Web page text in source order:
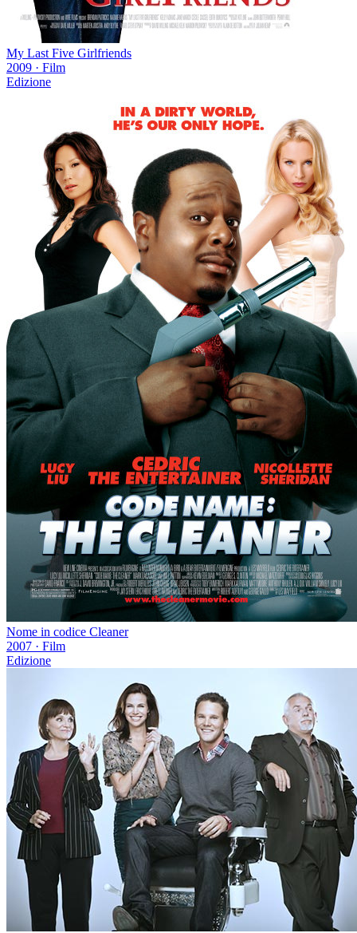
My Last Five Girlfriends
2009 · Film
Edizione
Nome in codice Cleaner
2007 · Film
Edizione